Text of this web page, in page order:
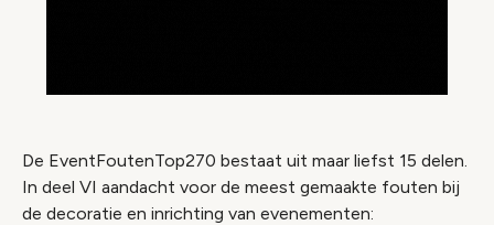
De EventFoutenTop270 bestaat uit maar liefst 15 delen.
In deel VI aandacht voor de meest gemaakte fouten bij
de decoratie en inrichting van evenementen: